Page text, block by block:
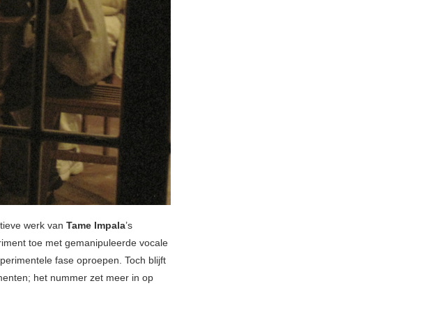
werk van Tame Impala’s
toe met gemanipuleerde vocale
fase oproepen. Toch blijft
het nummer zet meer in op